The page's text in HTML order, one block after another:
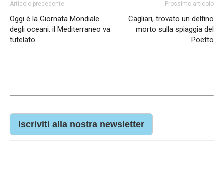
Articolo precedente
Oggi è la Giornata Mondiale
degli oceani: il Mediterraneo va
tutelato
Prossimo articolo
Cagliari, trovato un delfino
morto sulla spiaggia del
Poetto
Iscriviti alla nostra newsletter